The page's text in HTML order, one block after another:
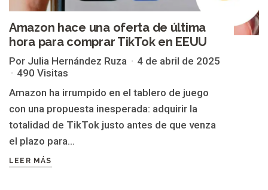
Amazon hace una oferta de última
hora para comprar TikTok en EEUU
Por Julia Hernández Ruza
4 de abril de 2025
490 Visitas
Amazon ha irrumpido en el tablero de juego
con una propuesta inesperada: adquirir la
totalidad de TikTok justo antes de que venza
el plazo para...
LEER MÁS